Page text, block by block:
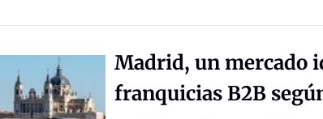
Madrid, un mercado
franquicias B2B